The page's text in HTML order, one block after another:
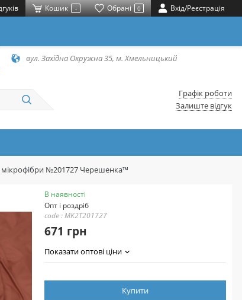
Кошик - Обрані 0 Вхід/Реєстрація
вул. Західна Окружна 35, м. Хмельницький
Графік роботи
Залиште відгук
мікрофібри №201727 Черешенка™
В наявності
Опт і роздріб
code : MK2T201727
671 грн
Показати оптові ціни
Купити